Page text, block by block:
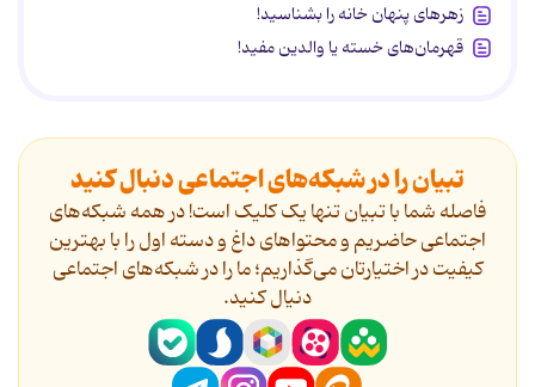
زهرهای پنهان خانه را بشناسید!
قهرمان‌های خسته یا والدین مفید!
تبیان را در شبکه‌های اجتماعی دنبال کنید
فاصله شما با تبیان تنها یک کلیک است! در همه شبکه‌های
اجتماعی حاضریم و محتواهای داغ و دسته اول را با بهترین
کیفیت در اختیارتان می‌گذاریم؛ ما را در شبکه‌های اجتماعی
دنیال کنید.